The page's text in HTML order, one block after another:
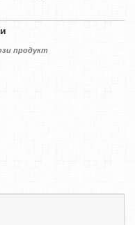
продукт